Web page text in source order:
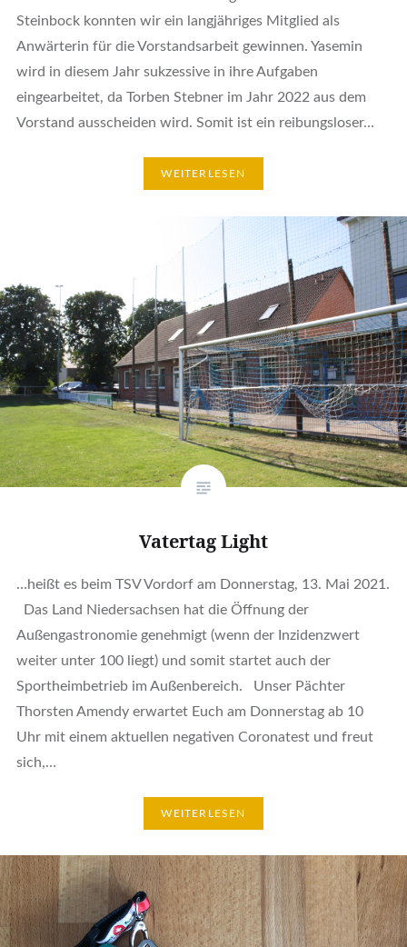
Steinbock konnten wir ein langjähriges Mitglied als
Anwärterin für die Vorstandsarbeit gewinnen. Yasemin
wird in diesem Jahr sukzessive in ihre Aufgaben
eingearbeitet, da Torben Stebner im Jahr 2022 aus dem
Vorstand ausscheiden wird. Somit ist ein reibungsloser…
WEITERLESEN
Vatertag Light
…heißt es beim TSV Vordorf am Donnerstag, 13. Mai 2021.
Das Land Niedersachsen hat die Öffnung der
Außengastronomie genehmigt (wenn der Inzidenzwert
weiter unter 100 liegt) und somit startet auch der
Sportheimbetrieb im Außenbereich. Unser Pächter
Thorsten Amendy erwartet Euch am Donnerstag ab 10
Uhr mit einem aktuellen negativen Coronatest und freut
sich,…
WEITERLESEN